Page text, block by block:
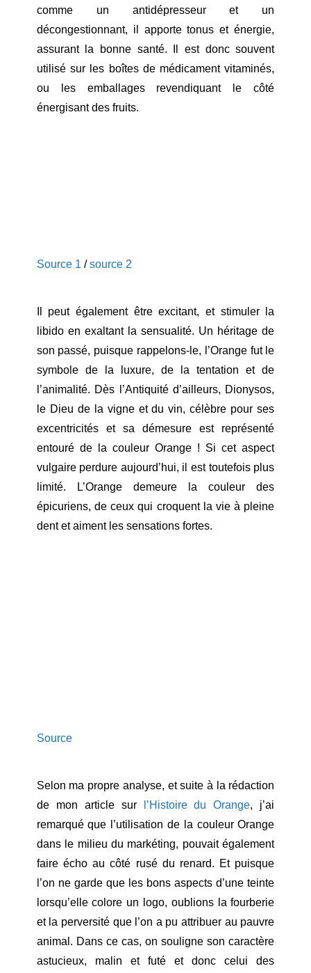
comme un antidépresseur et un
décongestionnant, il apporte tonus et énergie,
assurant la bonne santé. Il est donc souvent
utilisé sur les boîtes de médicament vitaminés,
ou les emballages revendiquant le côté
énergisant des fruits.
Source 1 /source 2
Il peut également être excitant, et stimuler la
libido en exaltant la sensualité. Un héritage de
son passé, puisque rappelons-le, l’Orange fut le
symbole de la luxure, de la tentation et de
l’animalité. Dès l’Antiquité d’ailleurs, Dionysos,
le Dieu de la vigne et du vin, célèbre pour ses
excentricités et sa démesure est représenté
entouré de la couleur Orange ! Si cet aspect
vulgaire perdure aujourd’hui, il est toutefois plus
limité. L’Orange demeure la couleur des
épicuriens, de ceux qui croquent la vie à pleine
dent et aiment les sensations fortes.
Source
Selon ma propre analyse, et suite à la rédaction
de mon article sur
l’Histoire du Orange, j’ai
remarqué que l’utilisation de la couleur Orange
dans le milieu du markéting, pouvait également
faire écho au côté rusé du renard. Et puisque
l’on ne garde que les bons aspects d’une teinte
lorsqu’elle colore un logo, oublions la fourberie
et la perversité que l’on a pu attribuer au pauvre
animal. Dans ce cas, on souligne son caractère
astucieux, malin et futé et donc celui des